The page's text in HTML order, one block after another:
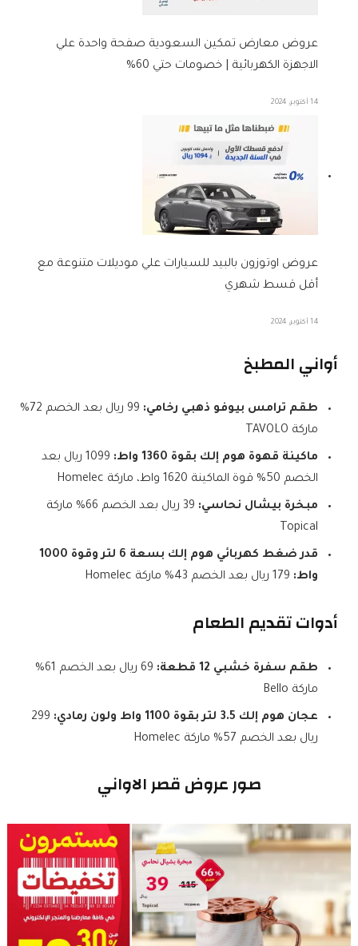
عروض معارض تمكين السعودية صفحة واحدة علي
الاجهزة الكهربائية | خصومات حتي 60%
14 أكتوبر، 2024
عروض اوتوزون بالبيد للسيارات علي موديلات متنوعة مع
أقل قسط شهري
14 أكتوبر، 2024
أواني المطبخ
طقم ترامس بيوفو ذهبي رخامي:
99 ريال بعد الخصم 72%
ماركة TAVOLO
ماكينة قهوة هوم إلك بقوة 1360 واط:
1099 ريال بعد
الخصم 50% قوة الماكينة 1620 واط، ماركة Homelec
مبخرة بيشال نحاسي:
39 ريال بعد الخصم 66% ماركة
Topical
قدر ضغط كهربائي هوم إلك بسعة 6 لتر وقوة 1000
واط:
أدوات تقديم الطعام
طقم سفرة خشبي 12 قطعة:
69 ريال بعد الخصم 61%
ماركة Bello
عجان هوم إلك 3.5 لتر بقوة 1100 واط ولون رمادي:
299
ريال بعد الخصم 57% ماركة Homelec
صور عروض قصر الاواني